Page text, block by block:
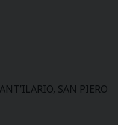
SAN PIERO